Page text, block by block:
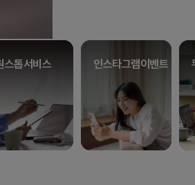
인스타그램이벤트 무선 인터넷